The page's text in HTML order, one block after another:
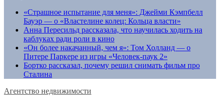
«Страшное испытание для меня»: Джейми Кэмпбелл
Бауэр — о «Властелине колец: Кольца власти»
Анна Пересильд рассказала, что научилась ходить на
каблуках ради роли в кино
«Он более накачанный, чем я»: Том Холланд — о
Питере Паркере из игры «Человек-паук 2»
Бортко рассказал, почему решил снимать фильм про
Сталина
Агентство недвижимости